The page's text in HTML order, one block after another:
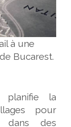
à une
Bucarest.
planifie la
pour
dans des